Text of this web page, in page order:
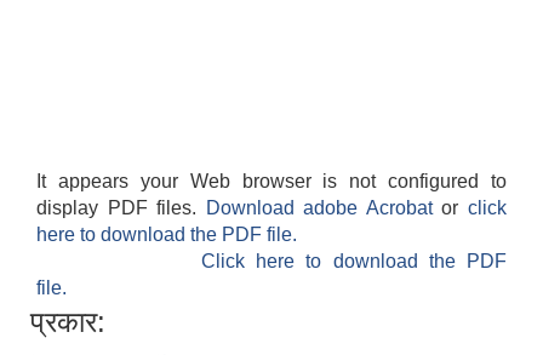
It appears your Web browser is not configured to
display PDF files.
Download adobe Acrobatorclick
here to download the PDF file.
Click here to download the PDF
file.
प्रकार: